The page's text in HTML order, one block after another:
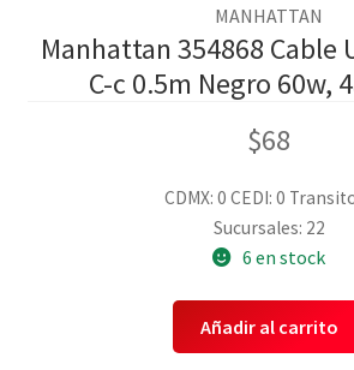
MANHATTAN
Manhattan 354868 Cable
C-c 0.5m Negro 60w,
$68
CDMX: 0 CEDI: 0
Sucursales: 22
6 en stock
Añadir al carrito